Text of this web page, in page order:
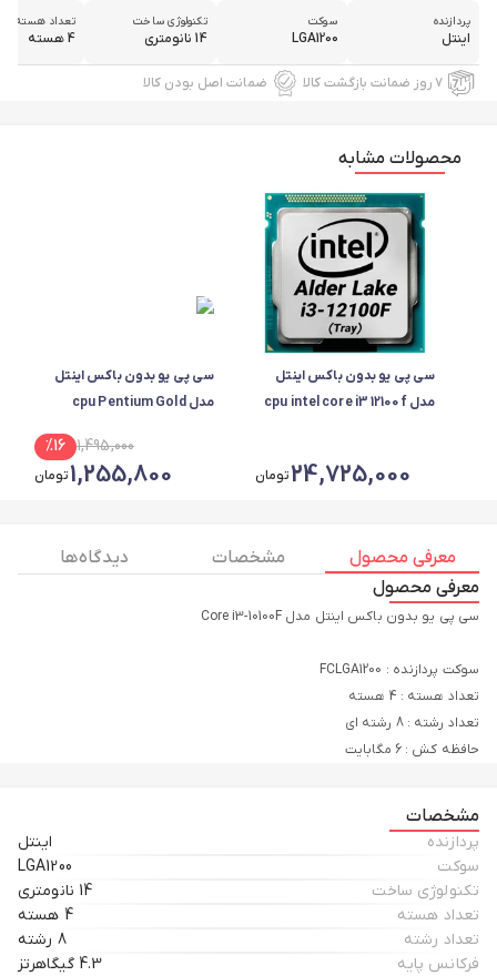
پردازنده
اینتل
سوکت
LGA1200
تکنولوژی ساخت
14 نانومتری
تعداد هسته
4 هسته
۷ روز ضمانت بازگشت کالا ضمانت اصل بودن کالا
محصولات مشابه
سی پی یو بدون باکس اینتل
مدل cpu intel core i3 12100f
24,725,000تومان
سی پی یو بدون باکس اینتل
مدل cpu Pentium Gold
1,495,000
%16
1,255,800تومان
معرفی محصول مشخصات
دیدگاه ها
معرفی محصول
حافظه کش : 6 مگابایت
مشخصات
پردازنده
اینتل
سوکت
LGA1200
تکنولوژی ساخت
14 نانومتری
تعداد هسته
4 هسته
تعداد رشته
8 رشته
فرکانس پایه
4.3 گیگاهرتز